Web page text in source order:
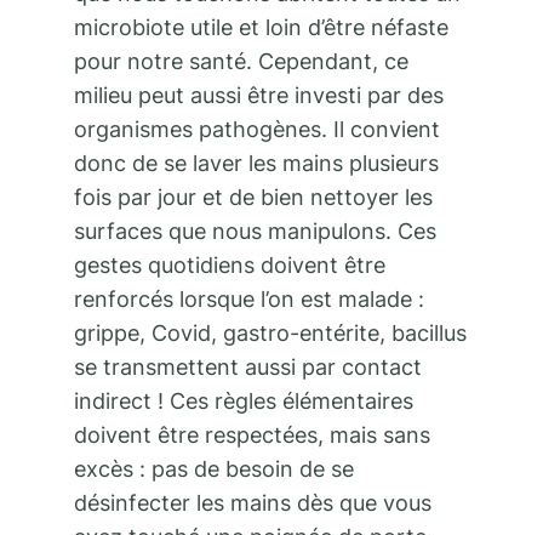
microbiote utile et loin d’être néfaste
pour notre santé. Cependant, ce
milieu peut aussi être investi par des
organismes pathogènes. Il convient
donc de se laver les mains plusieurs
fois par jour et de bien nettoyer les
surfaces que nous manipulons. Ces
gestes quotidiens doivent être
renforcés lorsque l’on est malade :
grippe, Covid, gastro-entérite, bacillus
se transmettent aussi par contact
indirect ! Ces règles élémentaires
doivent être respectées, mais sans
excès : pas de besoin de se
désinfecter les mains dès que vous